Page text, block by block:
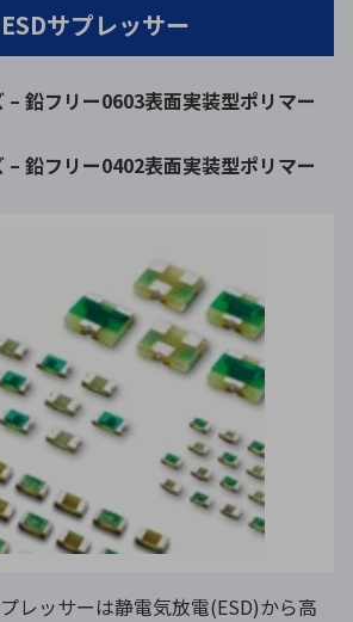
サプレッサー
– 鉛フリー0603表面実装型ポリマー
– 鉛フリー0402表面実装型ポリマー
レッサーは静電気放電(ESD)から高